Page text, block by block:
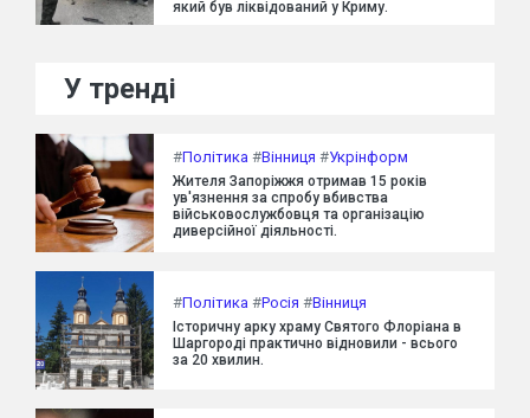
який був ліквідований у Криму.
У тренді
#Політика #Вінниця #Укрінформ
Жителя Запоріжжя отримав 15 років
ув'язнення за спробу вбивства
військовослужбовця та організацію
диверсійної діяльності.
#Політика #Росія #Вінниця
Історичну арку храму Святого Флоріана в
Шаргороді практично відновили - всього
за 20 хвилин.